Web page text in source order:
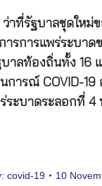
าที่รัฐบาลชุดใหม่
รการแพร่ระบาดข
บาลท้องถิ่นทั้ง 16
การณ์ COVID-19
ระบาดระลอกที่ 4
covid-19 10